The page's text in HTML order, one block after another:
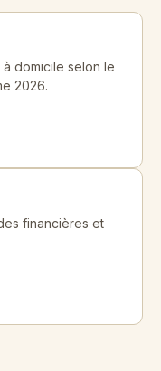
à domicile selon le
2026.
financières et